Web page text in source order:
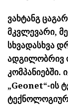
ვახტანგ
მკვლევარი,
სხვადასხვა
ადგილობრივ
კომპანიებში.
„Geonet“-ის